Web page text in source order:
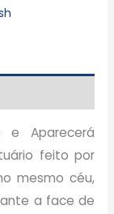
e Aparecerá
feito por
mesmo céu,
a face de